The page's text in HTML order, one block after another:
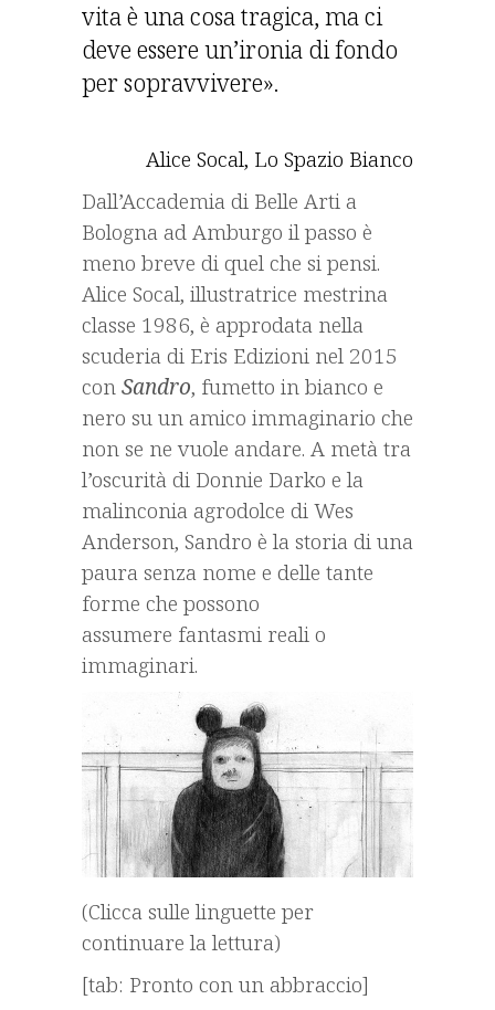
vita è una cosa tragica, ma ci
deve essere un’ironia di fondo
per sopravvivere».
Alice Socal, Lo Spazio Bianco
Dall’Accademia di Belle Arti a
Bologna ad Amburgo il passo è
meno breve di quel che si pensi.
Alice Socal, illustratrice mestrina
classe 1986, è approdata nella
scuderia di Eris Edizioni nel 2015
conSandro, fumetto in bianco e
nero su un amico immaginario che
non se ne vuole andare. A metà tra
l’oscurità di Donnie Darko e la
malinconia agrodolce di Wes
Anderson, Sandro è la storia di una
paura senza nome e delle tante
forme che possono
assumere fantasmi reali o
immaginari.
(Clicca sulle linguette per
continuare la lettura)
[tab: Pronto con un abbraccio]